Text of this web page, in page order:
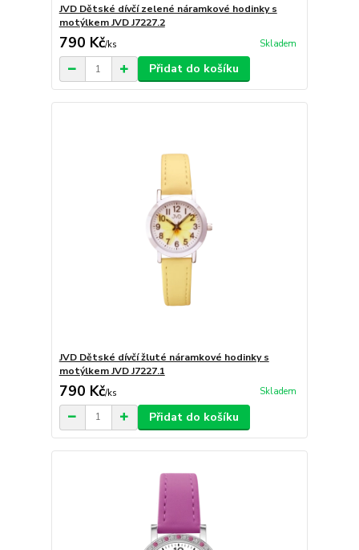
JVD Dětské dívčí zelené náramkové hodinky s
motýlkem JVD J7227.2
790 Kč/ks Skladem
Přidat do košíku
JVD Dětské dívčí žluté náramkové hodinky s
motýlkem JVD J7227.1
790 Kč/ks Skladem
Přidat do košíku